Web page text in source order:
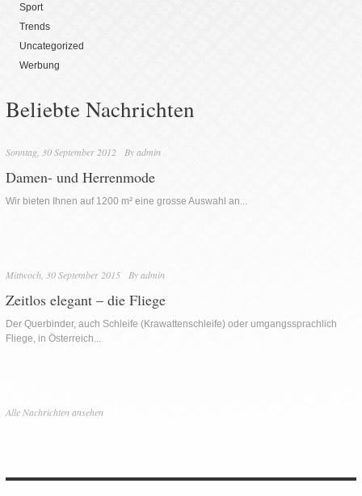
Sport
Trends
Uncategorized
Werbung
Beliebte Nachrichten
Sonntag, 30 September 2012 Byadmin
Damen- und Herrenmode
Wir bieten Ihnen auf 1200 m² eine grosse Auswahl an...
Mittwoch, 30 September 2015 Byadmin
Zeitlos elegant – die Fliege
Der Querbinder, auch Schleife (Krawattenschleife) oder umgangssprachlich
Fliege, in Österreich...
Alle Nachrichten ansehen